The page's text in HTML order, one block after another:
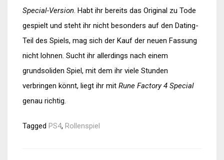
Special-Version. Habt ihr bereits das Original zu Tode
gespielt und steht ihr nicht besonders auf den Dating-
Teil des Spiels, mag sich der Kauf der neuen Fassung
nicht lohnen. Sucht ihr allerdings nach einem
grundsoliden Spiel, mit dem ihr viele Stunden
verbringen könnt, liegt ihr mit Rune Factory 4 Special
genau richtig.
Tagged PS4, Rollenspiel